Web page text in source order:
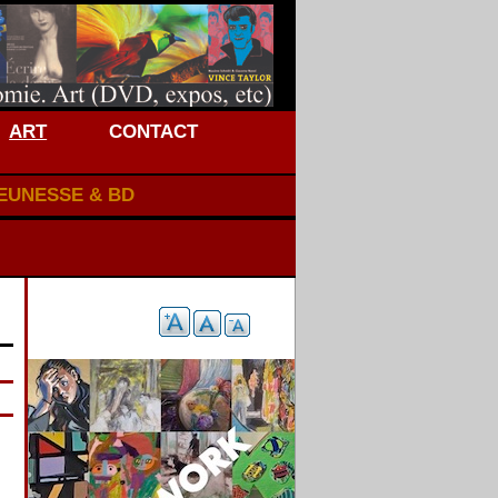
ART CONTACT
& BD